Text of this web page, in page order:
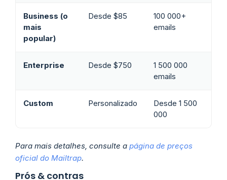
Business (o
mais
popular)
Desde $85
100 000+
emails
Enterprise Desde $750
1 500 000
emails
Custom Personalizado
Desde 1 500
000
Para mais detalhes, consulte a página de preços
oficial do Mailtrap.
Prós & contras